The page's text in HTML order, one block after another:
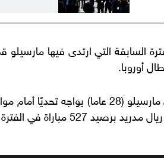
أوروبا.
ولا يزال مارسيلو (28 عاما)
527 مباراة في الفترة ما بين 1996 إلى 2007